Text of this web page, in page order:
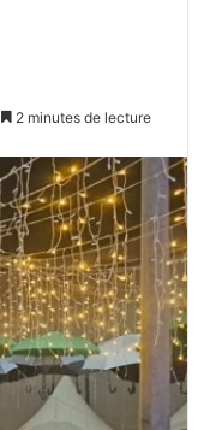
2 minutes de lecture